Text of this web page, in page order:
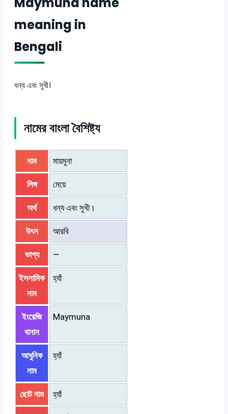
meaning in
Bengali
ধন্য এবং সুখী।
নামের বাংলা বৈশিষ্ট্য
নাম মায়মুনা
লিঙ্গ মেয়ে
অর্থ ধন্য এবং সুখী।
উৎস আরবি
ভাগ্য —
ইসলামিক
নাম
হ্যাঁ
ইংরেজি
বানান
Maymuna
আধুনিক
নাম
হ্যাঁ
ছোট নাম হ্যাঁ